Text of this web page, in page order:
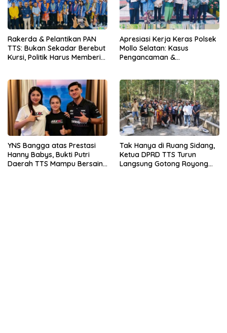
Rakerda & Pelantikan PAN
TTS: Bukan Sekadar Berebut
Kursi, Politik Harus Memberi
Apresiasi Kerja Keras Polsek
Mollo Selatan: Kasus
Pengancaman &
YNS Bangga atas Prestasi
Hanny Babys, Bukti Putri
Daerah TTS Mampu Bersaing
Tak Hanya di Ruang Sidang,
Ketua DPRD TTS Turun
Langsung Gotong Royong